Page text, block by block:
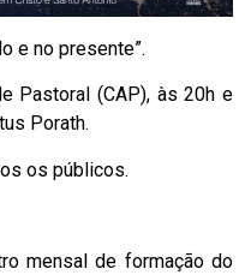
e no presente”.
Pastoral (CAP), às 20h e
Porath.
os públicos.
mensal de formação do